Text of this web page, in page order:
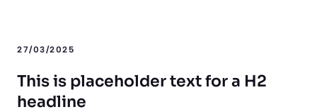
27/03/2025
This is placeholder text for a H2
headline